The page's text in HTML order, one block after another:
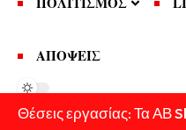
ΑΠΟΨΕΙΣ
Θέσεις εργασίας: Τα ΑΒ